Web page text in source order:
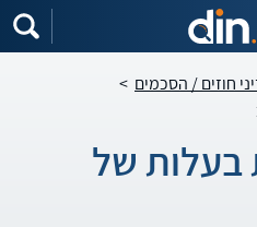
חוזים / הסכמים >
בעלות של